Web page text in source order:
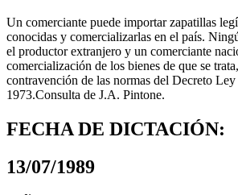
Un comerciante puede importar zapatillas
conocidas y comercializarlas en el país.
el productor extranjero y un comerciante
comercialización de los bienes de que se
contravención de las normas del Decreto
1973.Consulta de J.A. Pintone.
FECHA DE DICTACIÓN:
13/07/1989